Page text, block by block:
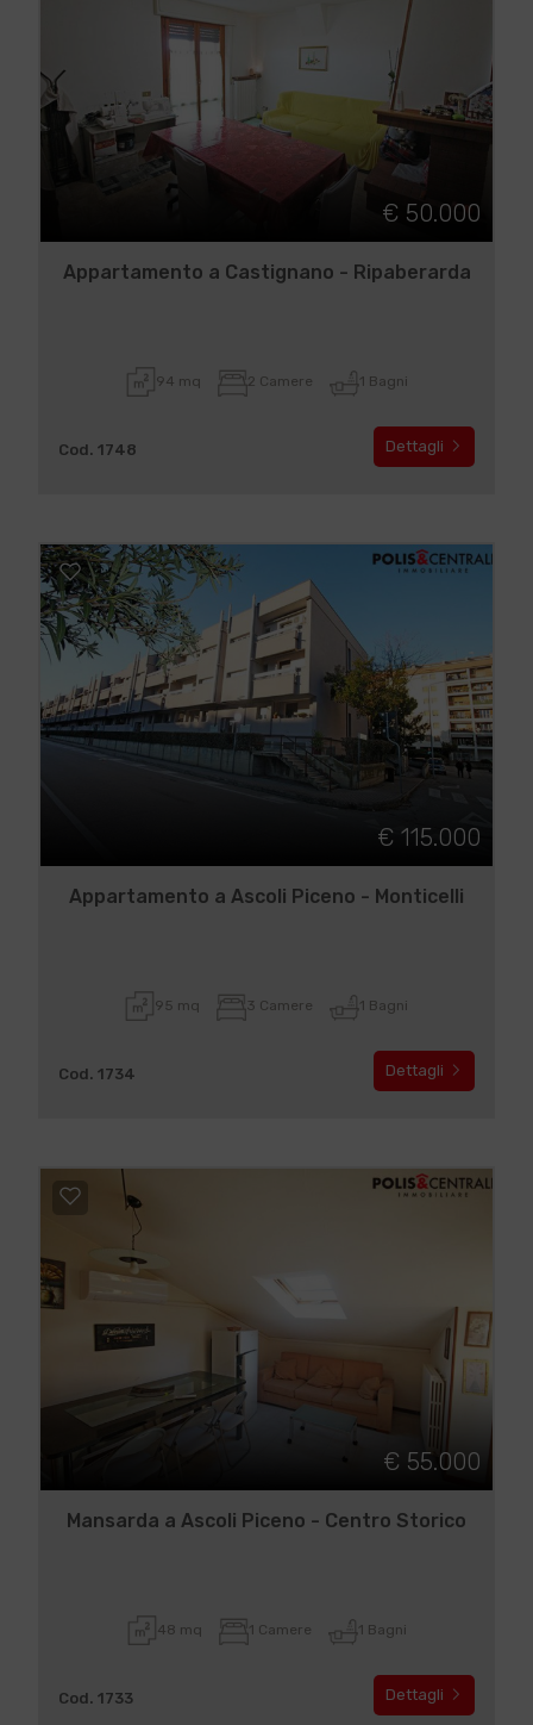
€ 50.000
Appartamento a Castignano - Ripaberarda
94 mq 2 Camere 1 Bagni
Cod. 1748 Dettagli
€ 115.000
Appartamento a Ascoli Piceno - Monticelli
95 mq 3 Camere 1 Bagni
Cod. 1734 Dettagli
€ 55.000
Mansarda a Ascoli Piceno - Centro Storico
48 mq 1 Camere 1 Bagni
Cod. 1733 Dettagli